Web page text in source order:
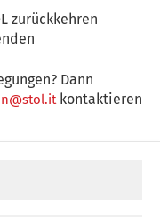
zurückkehren
Dann
kontaktieren